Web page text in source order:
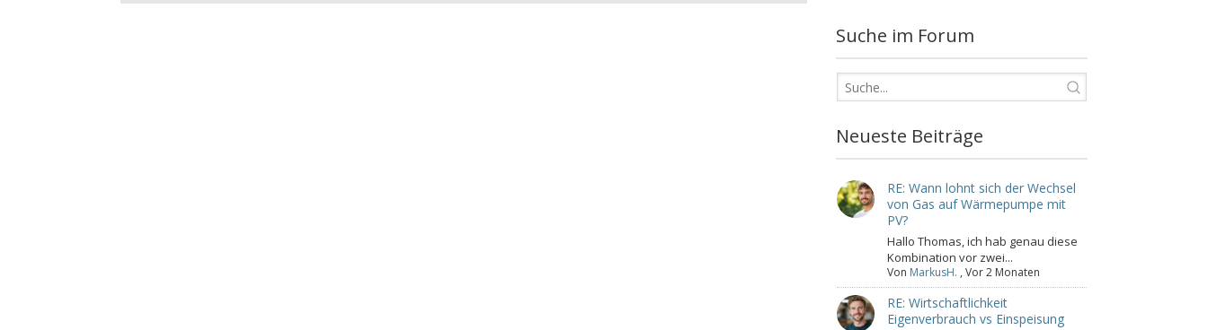
Suche im Forum
Neueste Beiträge
RE: Wann lohnt sich der Wechsel
von Gas auf Wärmepumpe mit
PV?
Hallo Thomas, ich hab genau diese
Kombination vor zwei...
Von MarkusH. , Vor 2 Monaten
RE: Wirtschaftlichkeit
Eigenverbrauch vs Einspeisung